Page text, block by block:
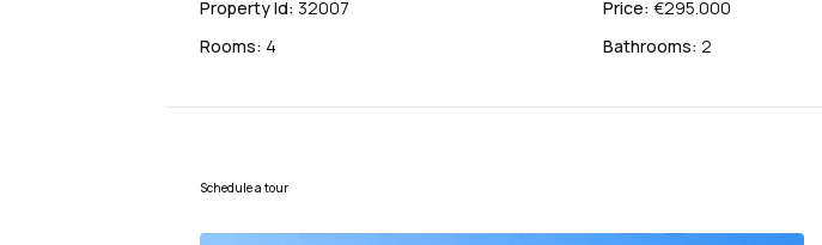
Property Id: 32007 Price: €295.000
Rooms: 4 Bathrooms: 2
Schedule a tour